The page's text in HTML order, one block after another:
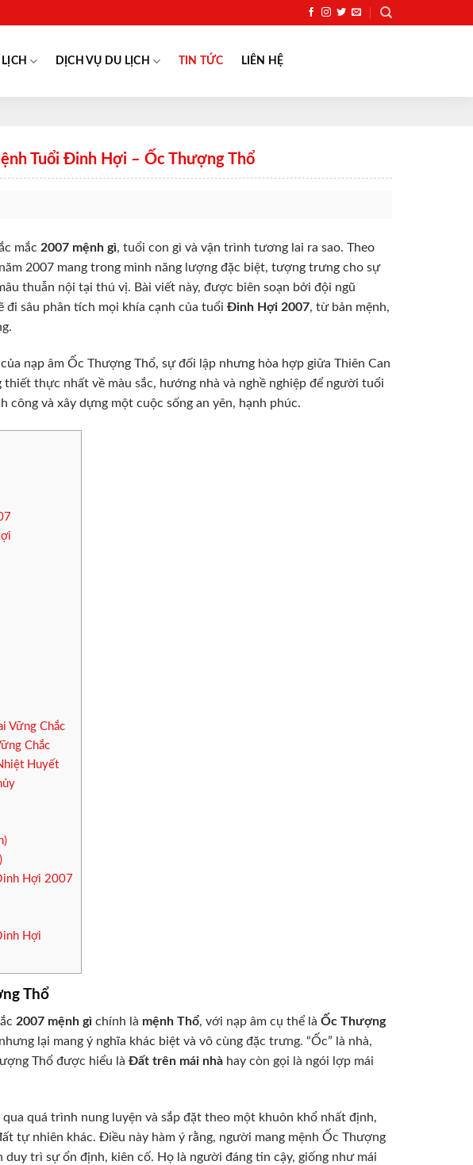
DỊCH VỤ DU LỊCH TIN TỨC LIÊN HỆ
Tuổi Đinh Hợi – Ốc Thượng Thổ
mắc 2007 mệnh gì, tuổi con gì và vận trình tương lai ra sao. Theo
2007 mang trong mình năng lượng đặc biệt, tượng trưng cho sự
thuẫn nội tại thú vị. Bài viết này, được biên soạn bởi đội ngũ
đi sâu phân tích mọi khía cạnh của tuổi Đinh Hợi 2007, từ bản mệnh,
nạp âm Ốc Thượng Thổ, sự đối lập nhưng hòa hợp giữa Thiên Can
thực nhất về màu sắc, hướng nhà và nghề nghiệp để người tuổi
công và xây dựng một cuộc sống an yên, hạnh phúc.
Vững Chắc
Chắc
Huyết
Hợi 2007
Hợi
Thổ
2007 mệnh gì chính là mệnh Thổ, với nạp âm cụ thể là Ốc Thượng
lại mang ý nghĩa khác biệt và vô cùng đặc trưng. “Ốc” là nhà,
Thổ được hiểu là Đất trên mái nhà hay còn gọi là ngói lợp mái
quá trình nung luyện và sắp đặt theo một khuôn khổ nhất định,
tự nhiên khác. Điều này hàm ý rằng, người mang mệnh Ốc Thượng
trì sự ổn định, kiên cố. Họ là người đáng tin cậy, giống như mái